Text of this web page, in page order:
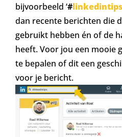
bijvoorbeeld ‘#linkedintips
dan recente berichten die
gebruikt hebben én of de
heeft. Voor jou een mooie
te bepalen of dit een
voor je bericht.